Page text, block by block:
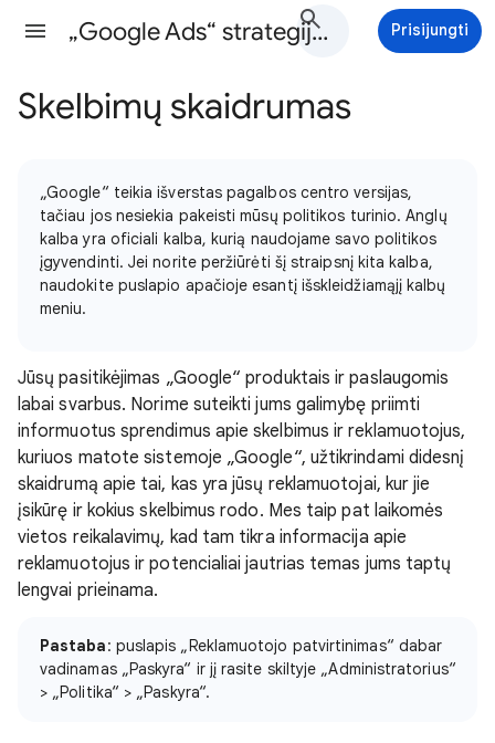
„Google Ads“ strategijos Žinynas Prisijungti
Skelbimų skaidrumas
„Google“ teikia išverstas pagalbos centro versijas,
tačiau jos nesiekia pakeisti mūsų politikos turinio. Anglų
kalba yra oficiali kalba, kurią naudojame savo politikos
įgyvendinti. Jei norite peržiūrėti šį straipsnį kita kalba,
naudokite puslapio apačioje esantį išskleidžiamąjį kalbų
meniu.
Jūsų pasitikėjimas „Google“ produktais ir paslaugomis
labai svarbus. Norime suteikti jums galimybę priimti
informuotus sprendimus apie skelbimus ir reklamuotojus,
kuriuos matote sistemoje „Google“, užtikrindami didesnį
skaidrumą apie tai, kas yra jūsų reklamuotojai, kur jie
įsikūrę ir kokius skelbimus rodo. Mes taip pat laikomės
vietos reikalavimų, kad tam tikra informacija apie
reklamuotojus ir potencialiai jautrias temas jums taptų
lengvai prieinama.
Pastaba: puslapis „Reklamuotojo patvirtinimas“ dabar
vadinamas „Paskyra“ ir jį rasite skiltyje „Administratorius“
> „Politika“ > „Paskyra“.